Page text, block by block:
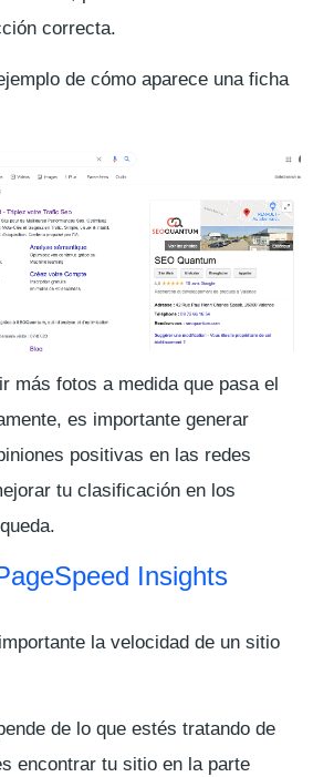
correcta.
de cómo aparece una ficha
más fotos a medida que pasa el
es importante generar
positivas en las redes
tu clasificación en los
Insights
la velocidad de un sitio
de lo que estés tratando de
encontrar tu sitio en la parte